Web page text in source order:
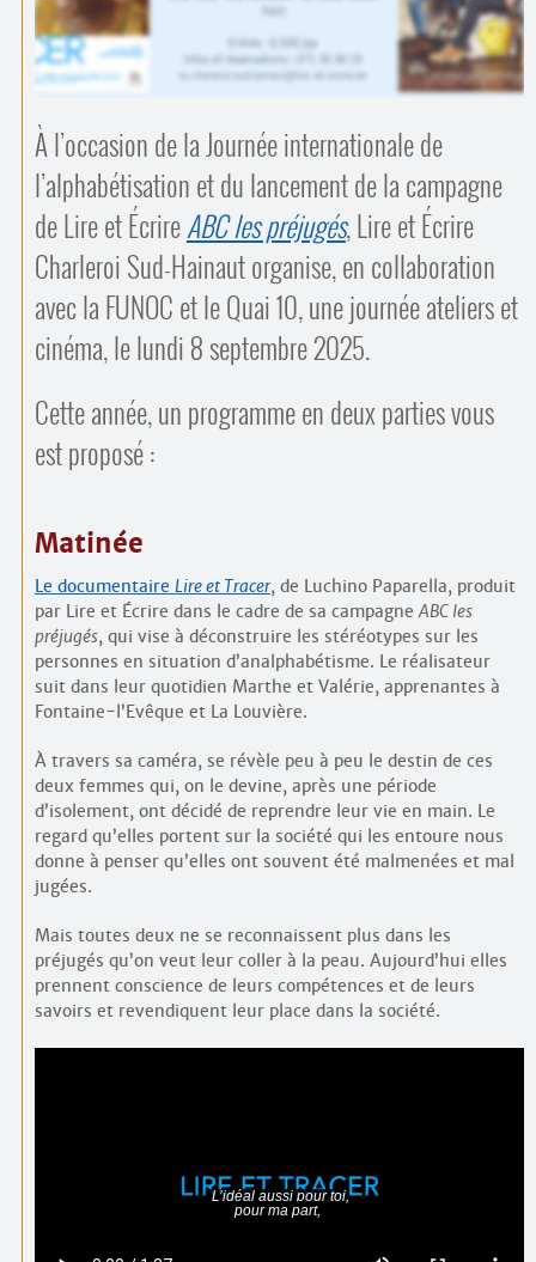
Bienvenue en Belgique
Trouver un lieu d’alphabétisation
À l’occasion de la Journée internationale de
l’alphabétisation et du lancement de la campagne
de Lire et ÉcrireABC les préjugés, Lire et Écrire
Charleroi Sud-Hainaut organise, en collaboration
avec la FUNOC et le Quai 10, une journée ateliers et
cinéma, le lundi 8 septembre 2025.
Cette année, un programme en deux parties vous
est proposé :
Matinée
Le documentaire Lire et Tracer, de Luchino Paparella, produit
par Lire et Écrire dans le cadre de sa campagneABC les
préjugés, qui vise à déconstruire les stéréotypes sur les
personnes en situation d’analphabétisme. Le réalisateur
suit dans leur quotidien Marthe et Valérie, apprenantes à
Fontaine-l’Evêque et La Louvière.
À travers sa caméra, se révèle peu à peu le destin de ces
deux femmes qui, on le devine, après une période
d’isolement, ont décidé de reprendre leur vie en main. Le
regard qu’elles portent sur la société qui les entoure nous
donne à penser qu’elles ont souvent été malmenées et mal
jugées.
Mais toutes deux ne se reconnaissent plus dans les
préjugés qu’on veut leur coller à la peau. Aujourd’hui elles
prennent conscience de leurs compétences et de leurs
savoirs et revendiquent leur place dans la société.